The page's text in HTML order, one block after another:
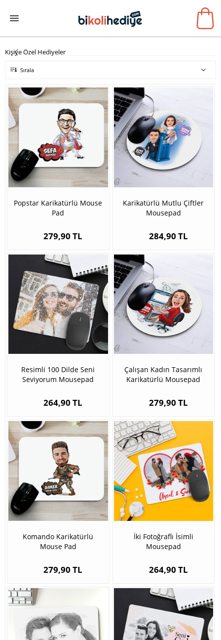
Kişiye Özel Hediyeler
Sırala
Popstar Karikatürlü Mouse
Pad
279,90 TL
Karikatürlü Mutlu Çiftler
Mousepad
284,90 TL
Resimli 100 Dilde Seni
Seviyorum Mousepad
264,90 TL
Çalışan Kadın Tasarımlı
Karikatürlü Mousepad
279,90 TL
Komando Karikatürlü
Mouse Pad
279,90 TL
İki Fotoğraflı İsimli
Mousepad
264,90 TL